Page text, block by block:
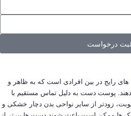
ثبت درخواست
رایج در بین افرادی است که به ظاهر و
پوست دست به دلیل تماس مستقیم با
زودتر از سایر نواحی بدن دچار خشکی و